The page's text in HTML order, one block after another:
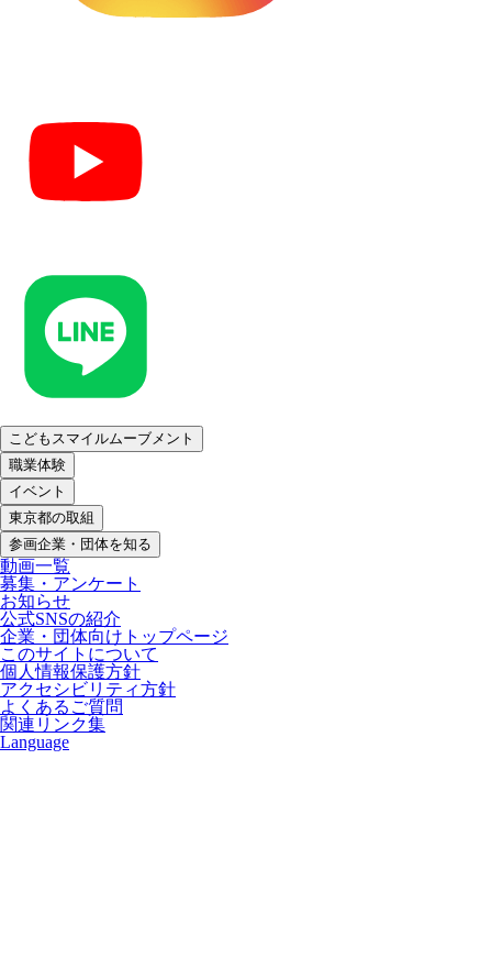
こどもスマイルムーブメント
職業体験
イベント
東京都の取組
参画企業・団体を知る
動画一覧
募集・アンケート
お知らせ
公式SNSの紹介
企業・団体向けトップページ
このサイトについて
個人情報保護方針
アクセシビリティ方針
よくあるご質問
関連リンク集
Language